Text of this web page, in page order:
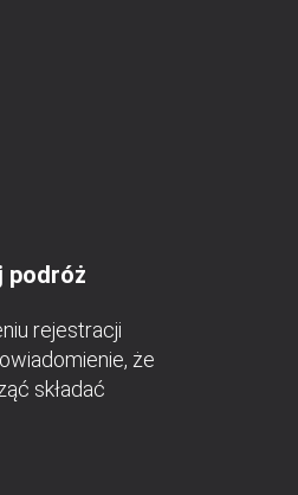
podróż
rejestracji
że
składać